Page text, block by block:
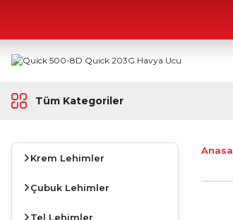
Tüm Kategoriler
Krem Lehimler
Çubuk Lehimler
Tel Lehimler